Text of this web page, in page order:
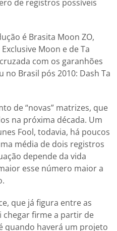
de registros possíveis
é Brasita Moon ZO,
Moon e de Ta
com os garanhões
Brasil pós 2010: Dash Ta
de “novas” matrizes, que
na próxima década. Um
Fool, todavia, há poucos
média de dois registros
depende da vida
esse número maior a
que já figura entre as
chegar firme a partir de
quando haverá um projeto